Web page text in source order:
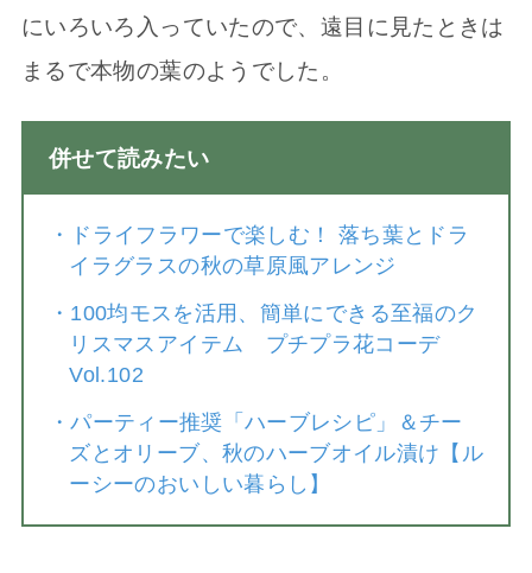
にいろいろ入っていたので、遠目に見たときは
まるで本物の葉のようでした。
併せて読みたい
・
ドライフラワーで楽しむ！ 落ち葉とドラ
イラグラスの秋の草原風アレンジ
・ 100均モスを活用、簡単にできる至福のク
リスマスアイテム プチプラ花コーデ
Vol.102
・パーティー推奨「ハーブレシピ」＆チー
ズとオリーブ、秋のハーブオイル漬け【ル
ーシーのおいしい暮らし】